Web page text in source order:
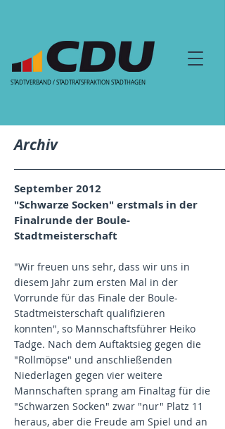
STADTVERBAND / STADTRATSFRAKTION STADTHAGEN
Archiv
September 2012
"Schwarze Socken" erstmals in der
Finalrunde der Boule-
Stadtmeisterschaft
"Wir freuen uns sehr, dass wir uns in
diesem Jahr zum ersten Mal in der
Vorrunde für das Finale der Boule-
Stadtmeisterschaft qualifizieren
konnten", so Mannschaftsführer Heiko
Tadge. Nach dem Auftaktsieg gegen die
"Rollmöpse" und anschließenden
Niederlagen gegen vier weitere
Mannschaften sprang am Finaltag für die
"Schwarzen Socken" zwar "nur" Platz 11
heraus, aber die Freude am Spiel und an